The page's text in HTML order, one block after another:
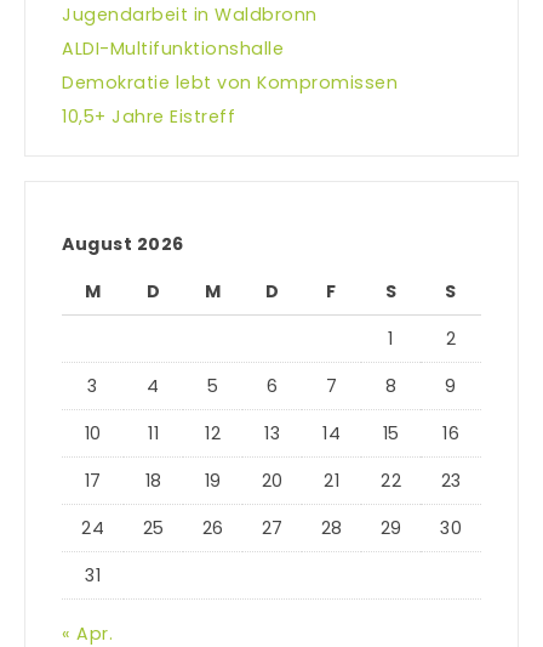
Jugendarbeit in Waldbronn
ALDI-Multifunktionshalle
Demokratie lebt von Kompromissen
10,5+ Jahre Eistreff
August 2026
M
D M D F S
S
1
2
3
4 5 6 7 8
9
10
11 12 13 14 15
16
17
18 19 20 21 22
23
24
25 26 27 28 29
30
31
« Apr.